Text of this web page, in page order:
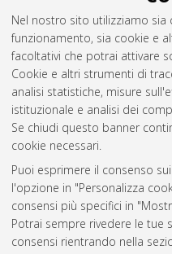
Nel nostro sito utilizziamo sia
funzionamento, sia cookie e
facoltativi che potrai attivare
Cookie e altri strumenti di
analisi statistiche, misure
istituzionale e analisi dei
Se chiudi questo banner
cookie necessari.
Puoi esprimere il consenso
l'opzione in "Personalizza
consensi più specifici in
Potrai sempre rivedere le tue
consensi rientrando nella
,
Studiorum Università di
Filosofia, 19 Ciclo. DOI
Questa lista e' stata
Atom
Rss 1.0
Rss 2.0